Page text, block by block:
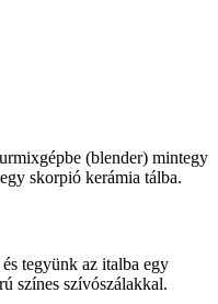
(blender) mintegy
skorpió kerámia tálba.
tegyünk az italba egy
színes szívószálakkal.